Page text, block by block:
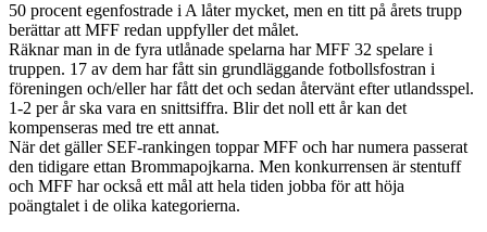
50 procent egenfostrade i A låter mycket, men en titt på årets trupp
berättar att MFF redan uppfyller det målet.
Räknar man in de fyra utlånade spelarna har MFF 32 spelare i
truppen. 17 av dem har fått sin grundläggande fotbollsfostran i
föreningen och/eller har fått det och sedan återvänt efter utlandsspel.
1-2 per år ska vara en snittsiffra. Blir det noll ett år kan det
kompenseras med tre ett annat.
När det gäller SEF-rankingen toppar MFF och har numera passerat
den tidigare ettan Brommapojkarna. Men konkurrensen är stentuff
och MFF har också ett mål att hela tiden jobba för att höja
poängtalet i de olika kategorierna.